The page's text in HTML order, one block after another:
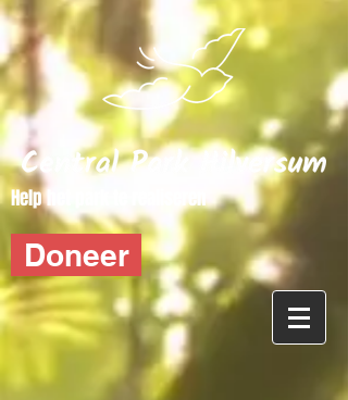
Help het park te realiseren
Doneer